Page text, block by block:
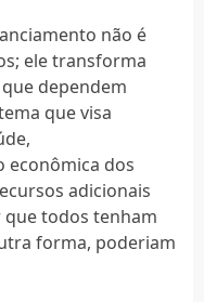
não é
ele transforma
dependem
que visa
econômica dos
adicionais
todos tenham
forma, poderiam